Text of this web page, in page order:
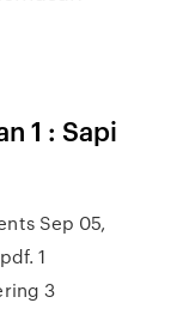
1 : Sapi
Sep 05,
1
3